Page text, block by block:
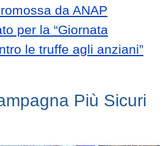
da ANAP
per la “Giornata
le truffe agli anziani”
Più Sicuri